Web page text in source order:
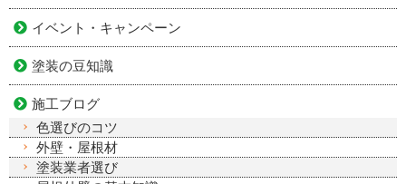
イベント・キャンペーン
塗装の豆知識
施工ブログ
色選びのコツ
外壁・屋根材
塗装業者選び